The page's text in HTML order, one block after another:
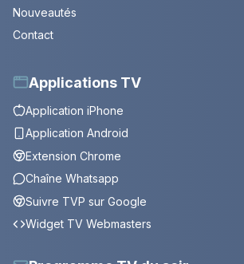
Nouveautés
Contact
Applications TV
Application iPhone
Application Android
Extension Chrome
Chaîne Whatsapp
Suivre TVP sur Google
Widget TV Webmasters